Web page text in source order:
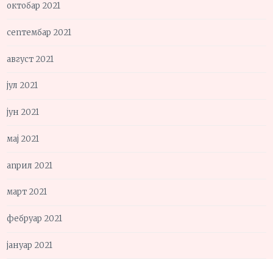
октобар 2021
септембар 2021
август 2021
јул 2021
јун 2021
мај 2021
април 2021
март 2021
фебруар 2021
јануар 2021